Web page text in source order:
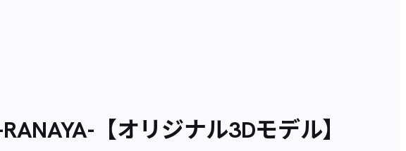
【オリジナル3Dモデル】